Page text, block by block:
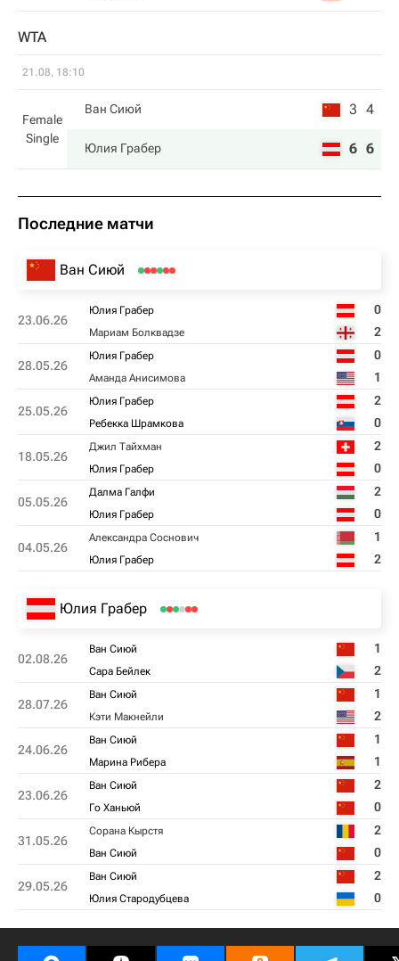
WTA
21.08, 18:10
Female
Single
Ван Сиюй 3 4
Юлия Грабер 6 6
Последние матчи
Ван Сиюй
23.06.26
Юлия Грабер 0
Мариам Болквадзе 2
28.05.26
Юлия Грабер 0
Аманда Анисимова 1
25.05.26
Юлия Грабер 2
Ребекка Шрамкова 0
18.05.26
Джил Тайхман 2
Юлия Грабер 0
05.05.26
Далма Галфи 2
Юлия Грабер 0
04.05.26
Александра Соснович 1
Юлия Грабер 2
Юлия Грабер
02.08.26
Ван Сиюй 1
Сара Бейлек 2
28.07.26
Ван Сиюй 1
Кэти Макнейли 2
24.06.26
Ван Сиюй 1
Марина Рибера 1
23.06.26
Ван Сиюй 2
Го Ханьюй 0
31.05.26
Сорана Кырстя 2
Ван Сиюй 0
29.05.26
Ван Сиюй 2
Юлия Стародубцева 0